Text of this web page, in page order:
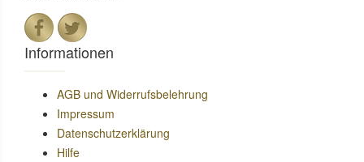
Informationen
AGB und Widerrufsbelehrung
Impressum
Datenschutzerklärung
Hilfe